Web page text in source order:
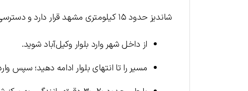
شاندیز حدود ۱۵ کیلومتری مشهد قرار دارد و دسترسی به آن از طریق بلوار وکیل‌آباد امکان پذیر است:
از داخل شهر وارد بلوار وکیل‌آباد شوید.
مسیر را تا انتهای بلوار ادامه دهید؛ سپس